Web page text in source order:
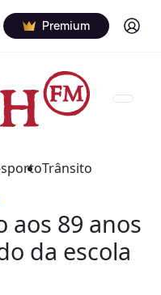
Premium Log in
Trânsito
aos 89 anos
da escola